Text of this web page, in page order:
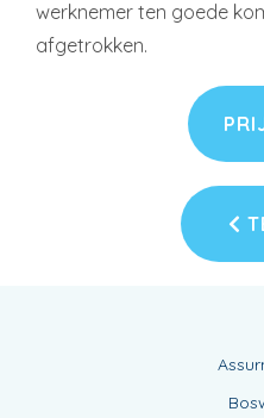
werknemer ten goede
afgetrokken.